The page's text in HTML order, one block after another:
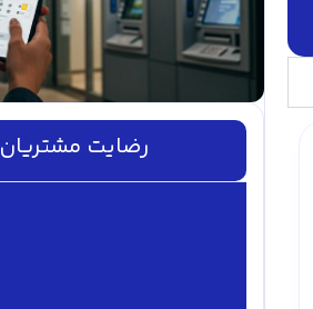
رضایت مشتریان